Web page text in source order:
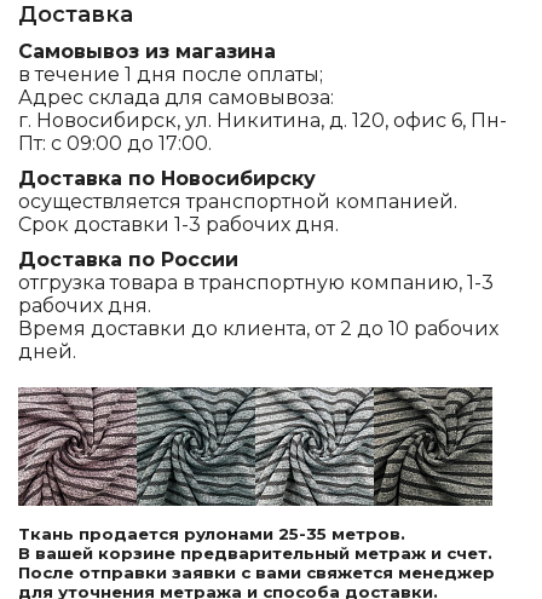
Доставка
Самовывоз из магазина
в течение 1 дня после оплаты;
Адрес склада для самовывоза:
г. Новосибирск, ул. Никитина, д. 120, офис 6, Пн-
Пт: с 09:00 до 17:00.
Доставка по Новосибирску
осуществляется транспортной компанией.
Срок доставки 1-3 рабочих дня.
Доставка по России
отгрузка товара в транспортную компанию, 1-3
рабочих дня.
Время доставки до клиента, от 2 до 10 рабочих
дней.
Ткань продается рулонами 25-35 метров.
В вашей корзине предварительный метраж и счет.
После отправки заявки с вами свяжется менеджер
для уточнения метража и способа доставки.